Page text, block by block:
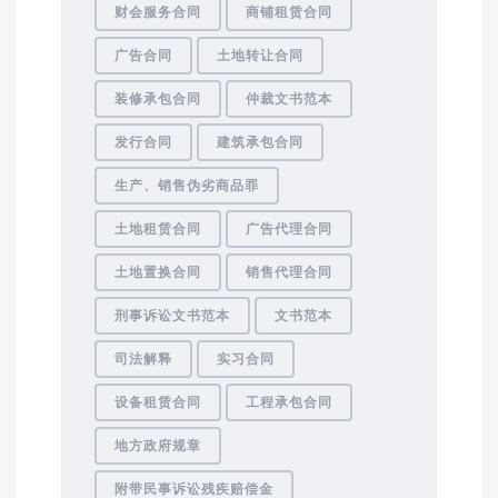
财会服务合同 商铺租赁合同
广告合同 土地转让合同
装修承包合同 仲裁文书范本
发行合同 建筑承包合同
生产、销售伪劣商品罪
土地租赁合同 广告代理合同
土地置换合同 销售代理合同
刑事诉讼文书范本 文书范本
司法解释 实习合同
设备租赁合同 工程承包合同
地方政府规章
附带民事诉讼残疾赔偿金